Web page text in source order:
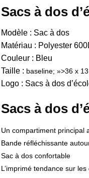
Sacs à dos
Modèle : Sac à dos
Matériau : Polyester
Couleur : Bleu
Taille : baseline; »>36 x
Logo : Sacs à dos
Sacs à dos
Un compartiment principal
Bande réfléchissante
Sac à dos confortable
L’imprimé tendance sur